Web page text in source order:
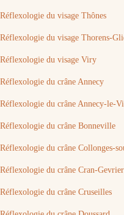
Réflexologie du visage Thônes
Réflexologie du visage Thorens-
Réflexologie du visage Viry
Réflexologie du crâne Annecy
Réflexologie du crâne Annecy-le-
Réflexologie du crâne Bonneville
Réflexologie du crâne Collonges-
Réflexologie du crâne Cran-Gevrier
Réflexologie du crâne Cruseilles